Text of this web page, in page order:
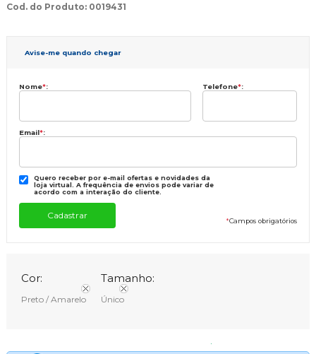
Cod. do Produto: 0019431
Avise-me quando chegar
Nome*: Telefone*:
Email*:
Quero receber por e-mail ofertas e novidades da
loja virtual. A frequência de envios pode variar de
acordo com a interação do cliente.
*Campos obrigatórios
Cor:
Preto / Amarelo
Tamanho:
Único